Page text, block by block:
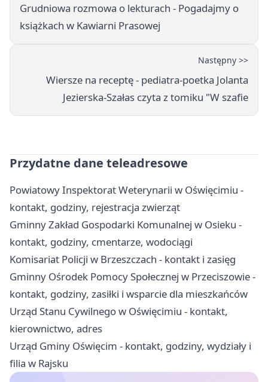
Grudniowa rozmowa o lekturach - Pogadajmy o
książkach w Kawiarni Prasowej
Następny >>
Wiersze na receptę - pediatra-poetka Jolanta
Jezierska-Szałas czyta z tomiku "W szafie
Przydatne dane teleadresowe
Powiatowy Inspektorat Weterynarii w Oświęcimiu -
kontakt, godziny, rejestracja zwierząt
Gminny Zakład Gospodarki Komunalnej w Osieku -
kontakt, godziny, cmentarze, wodociągi
Komisariat Policji w Brzeszczach - kontakt i zasięg
Gminny Ośrodek Pomocy Społecznej w Przeciszowie -
kontakt, godziny, zasiłki i wsparcie dla mieszkańców
Urząd Stanu Cywilnego w Oświęcimiu - kontakt,
kierownictwo, adres
Urząd Gminy Oświęcim - kontakt, godziny, wydziały i
filia w Rajsku